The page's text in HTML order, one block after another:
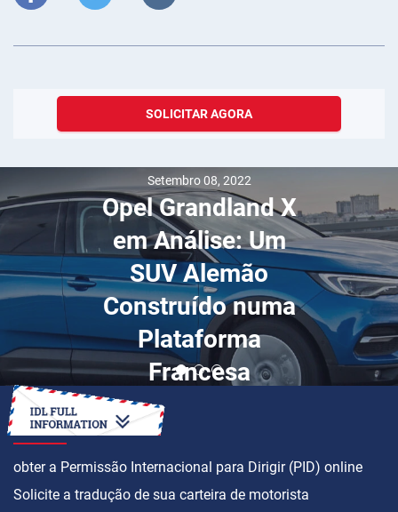
SOLICITAR AGORA
Setembro 08, 2022
Opel Grandland X
em Análise: Um
SUV Alemão
Construído numa
Plataforma
Francesa
COMO
obter a Permissão Internacional para Dirigir (PID) online
Solicite a tradução de sua carteira de motorista